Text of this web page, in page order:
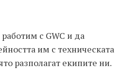
с GWC и да
им с техническата
разполагат екипите ни.